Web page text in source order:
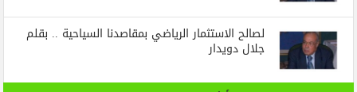
لصالح الاستثمار الرياضي بمقاصدنا السياحية .. بقلم
جلال دويدار